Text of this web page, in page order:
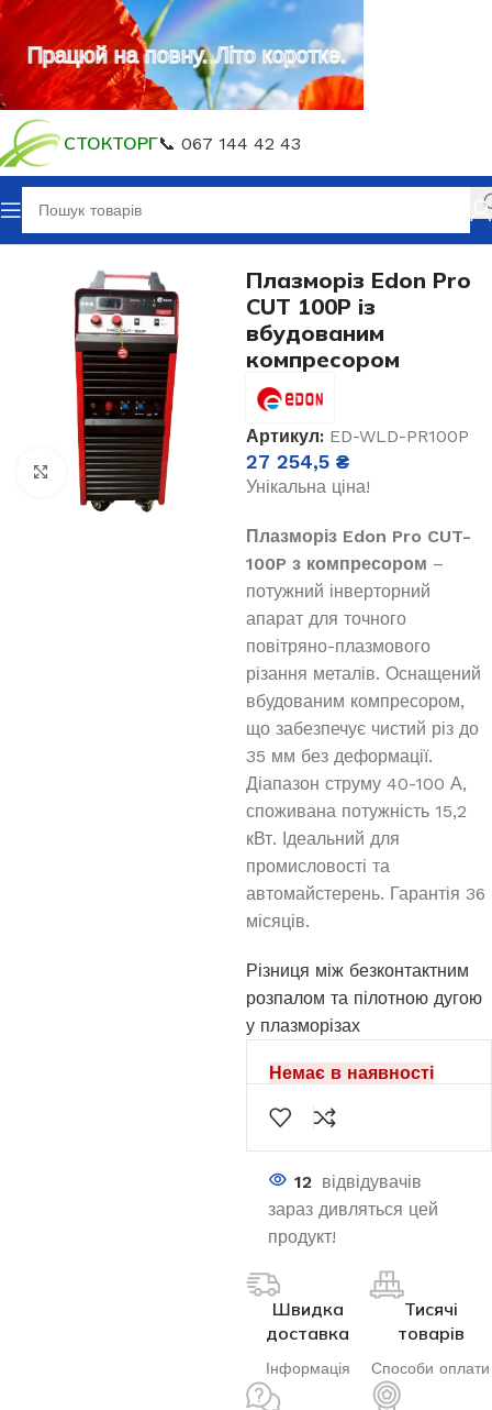
СТОКТОРГ📞 067 144 42 43
Головна Зварювальне обладнання
Клацніть, щоб збільшити
Плазморіз Edon Pro
CUT 100P із
вбудованим
компресором
Артикул: ED-WLD-PR100P
27 254,5 ₴
Унікальна ціна!
Плазморіз Edon Pro CUT-
100P з компресором –
потужний інверторний
апарат для точного
повітряно-плазмового
різання металів. Оснащений
вбудованим компресором,
що забезпечує чистий різ до
35 мм без деформації.
Діапазон струму 40-100 А,
споживана потужність 15,2
кВт. Ідеальний для
промисловості та
автомайстерень. Гарантія 36
місяців.
Різниця між безконтактним
розпалом та пілотною дугою
у плазморізах
Немає в наявності
12 відвідувачів
зараз дивляться цей
продукт!
Швидка
доставка
Інформація
Тисячі
товарів
Способи оплати
Працюй на повну. Літо коротке.